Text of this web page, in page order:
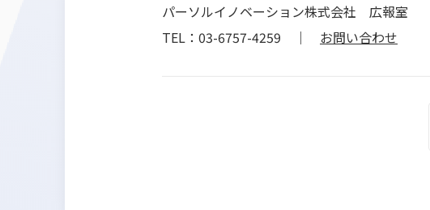
パーソルイノベーション株式会社 広報室
TEL：03-6757-4259 ｜ お問い合わせ